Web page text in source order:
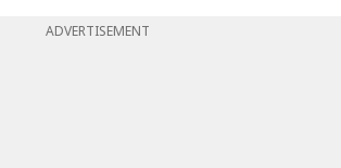
ADVERTISEMENT